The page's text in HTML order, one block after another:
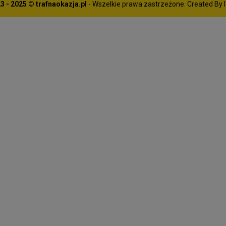
- 2025 © trafnaokazja.pl - Wszelkie prawa zastrzeżone. Created By